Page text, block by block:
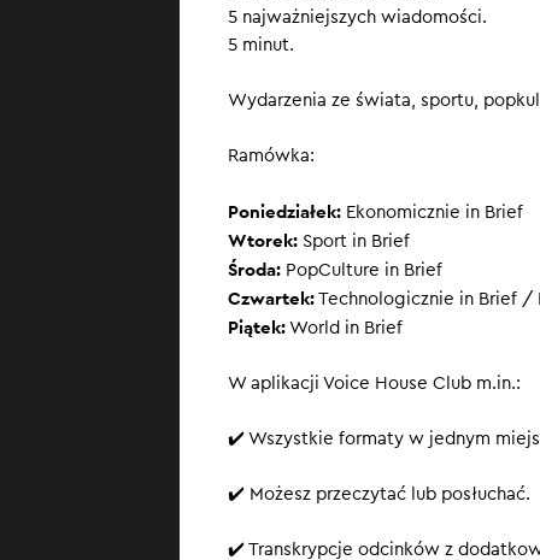
Mary
5 najważniejszych wiadomości.
5 minut.
Wydarzenia ze świata, sportu,
Ramówka:
Poniedziałek: Ekonomicznie in Brief
Wtorek: Sport in Brief
Środa: PopCulture in Brief
Czwartek: Technologicznie in Brief /
Piątek: World in Brief
W aplikacji Voice House Club m.in.:
✔️ Wszystkie formaty w jednym
✔️ Możesz przeczytać lub posłuchać.
✔️ Transkrypcje odcinków z